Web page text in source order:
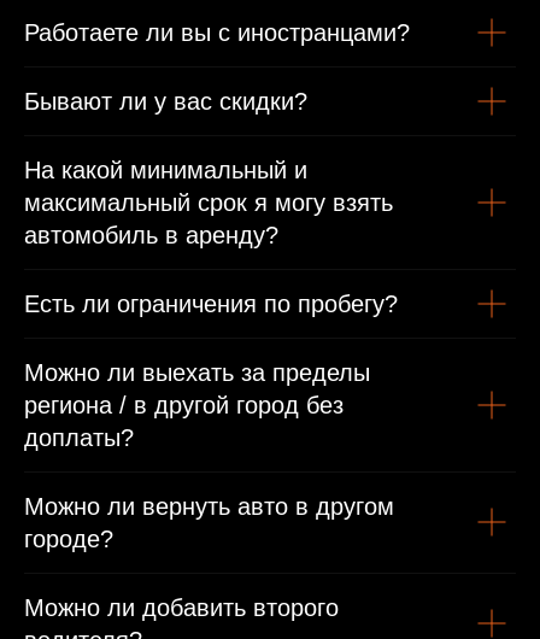
Гражданский паспорт
Водительское удостоверение
Иностранным гражданам
Паспорт
Международные права/виза или въездная виза
Работаете ли вы с иностранцами?
Бывают ли у вас скидки?
На какой минимальный и
максимальный срок я могу взять
автомобиль в аренду?
Есть ли ограничения по пробегу?
Можно ли выехать за пределы
региона / в другой город без
доплаты?
Можно ли вернуть авто в другом
городе?
Можно ли добавить второго